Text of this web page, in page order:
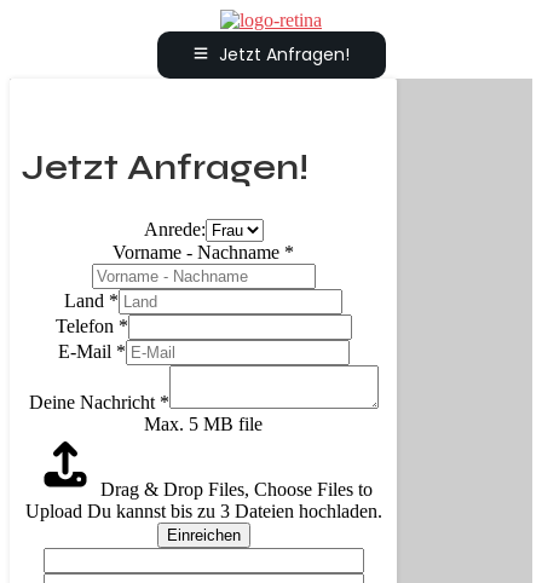
Jetzt Anfragen!
Jetzt Anfragen!
Anrede:
Vorname - Nachname *
Land *
Telefon *
E-Mail *
Deine Nachricht *
Max. 5 MB file
Drag & Drop Files, Choose Files to
Upload Du kannst bis zu 3 Dateien hochladen.
Einreichen